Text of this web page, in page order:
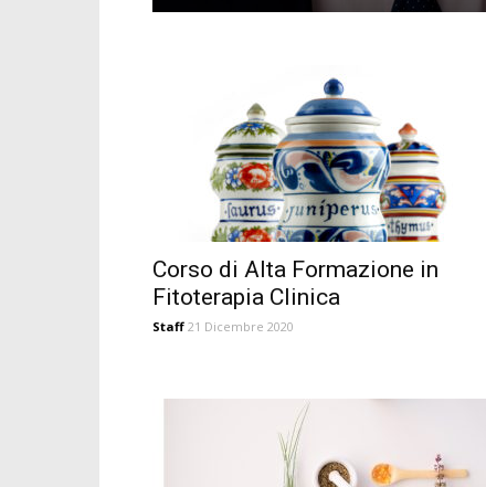
Corso di Alta Formazione in
Fitoterapia Clinica
Staff 21 Dicembre 2020